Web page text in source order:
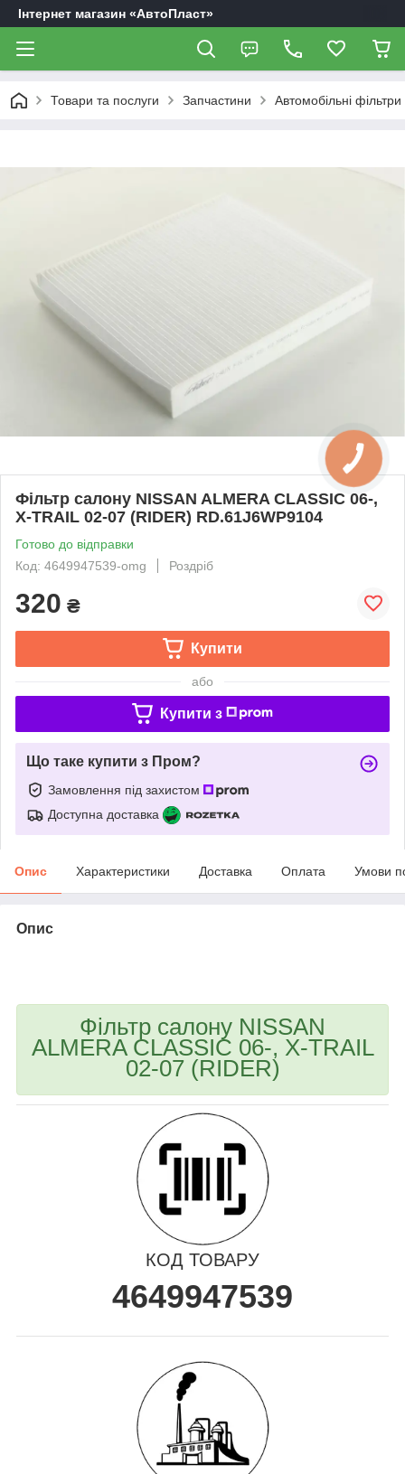
Інтернет магазин «АвтоПласт»
Товари та послуги Запчастини Автомобільні фільтри
Фільтр салону NISSAN ALMERA CLASSIC 06-,
X-TRAIL 02-07 (RIDER) RD.61J6WP9104
Готово до відправки
Код: 4649947539-omg
Роздріб
320 ₴
Купити
або
Купити з
Що таке купити з Пром?
Замовлення під захистом
Доступна доставка
Опис Характеристики Доставка Оплата Умови
Опис
Фільтр салону NISSAN
ALMERA CLASSIC 06-, X-TRAIL
02-07 (RIDER)
КОД ТОВАРУ
4649947539